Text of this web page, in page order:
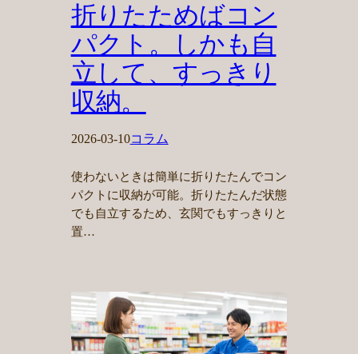
折りたためばコン
パクト。しかも自
立して、すっきり
収納。
2026-03-10コラム
使わないときは簡単に折りたたんでコン
パクトに収納が可能。折りたたんだ状態
でも自立するため、玄関でもすっきりと
置…